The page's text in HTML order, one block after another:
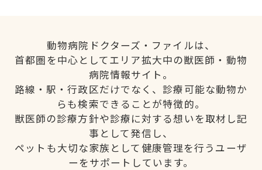
動物病院ドクターズ・ファイルは、
首都圏を中心としてエリア拡大中の獣医師・動物
病院情報サイト。
路線・駅・行政区だけでなく、診療可能な動物か
らも検索できることが特徴的。
獣医師の診療方針や診療に対する想いを取材し記
事として発信し、
ペットも大切な家族として健康管理を行うユーザ
ーをサポートしています。